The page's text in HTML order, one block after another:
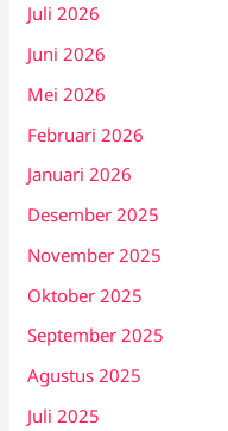
Juli 2026
Juni 2026
Mei 2026
Februari 2026
Januari 2026
Desember 2025
November 2025
Oktober 2025
September 2025
Agustus 2025
Juli 2025